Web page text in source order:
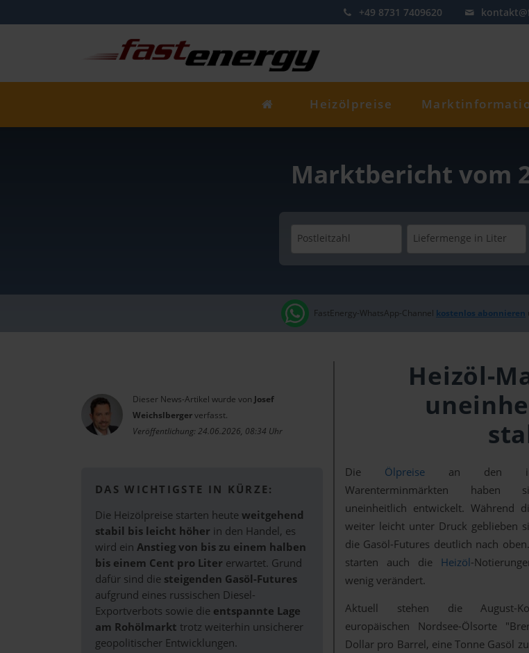
+49 8731 7409620
Heizölpreise
Marktbericht vom
Postleitzahl Liefermenge in Liter
FastEnergy-WhatsApp-Channel kostenlos abonnieren
Dieser News-Artikel wurde von Josef
Weichslbergerverfasst.
Veröffentlichung: 24.06.2026, 08:34 Uhr
DAS WICHTIGSTE IN KÜRZE:
Die Heizölpreise starten heuteweitgehend
stabil bis leicht höher in den Handel, es
wird ein Anstieg von bis zu einem halben
bis einem Cent pro Liter erwartet. Grund
dafür sind die steigenden Gasöl-Futures
aufgrund eines russischen Diesel-
Exportverbots sowie die entspannte Lage
am Rohölmarkt trotz weiterhin unsicherer
geopolitischer Entwicklungen.
Heizöl-
Die Ölpreise an den
Warenterminmärkten haben
uneinheitlich entwickelt. Während
weiter leicht unter Druck geblieben
die Gasöl-Futures deutlich nach
starten auch die Heizöl-
wenig verändert.
Aktuell stehen die August-
europäischen Nordsee-Ölsorte
Dollar pro Barrel, eine Tonne Gasöl